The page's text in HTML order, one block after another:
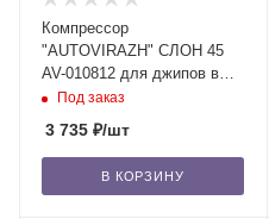
Компрессор
"AUTOVIRAZH" СЛОН 45
AV-010812 для джипов в
кейсе, OFF ROAD, 12V /8
Под заказ
3 735 ₽/шт
В КОРЗИНУ